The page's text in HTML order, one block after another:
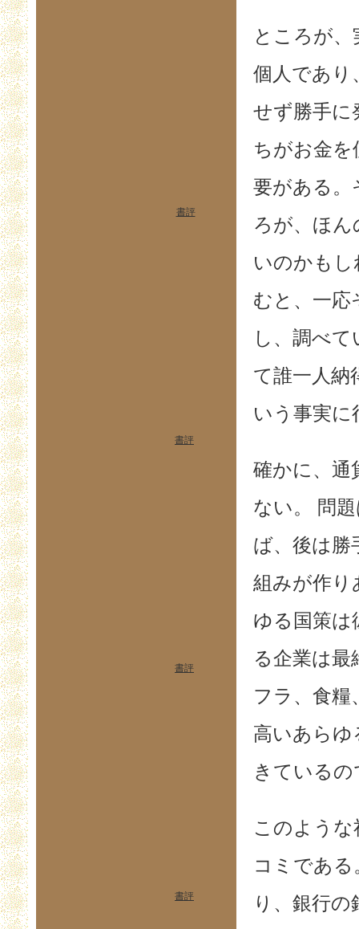
ところが
個人であり
せず勝手に
ちがお金
要がある。
ろが、ほ
いのかも
むと、一
し、調べ
て誰一人納
いう事実に
確かに、通
ない。 問
ば、後は勝
組みが作り
ゆる国策は
る企業は
フラ、食糧
高いあらゆ
きている
このよう
コミであ
り、銀行
書評
書評
書評
書評